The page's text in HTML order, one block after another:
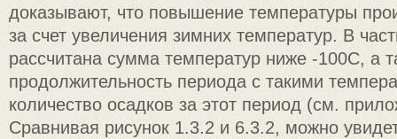
доказывают, что повышение температуры
за счет увеличения зимних температур. В
рассчитана сумма температур ниже -100C, а
продолжительность периода с такими
количество осадков за этот период (см.
Сравнивая рисунок 1.3.2 и 6.3.2, можно